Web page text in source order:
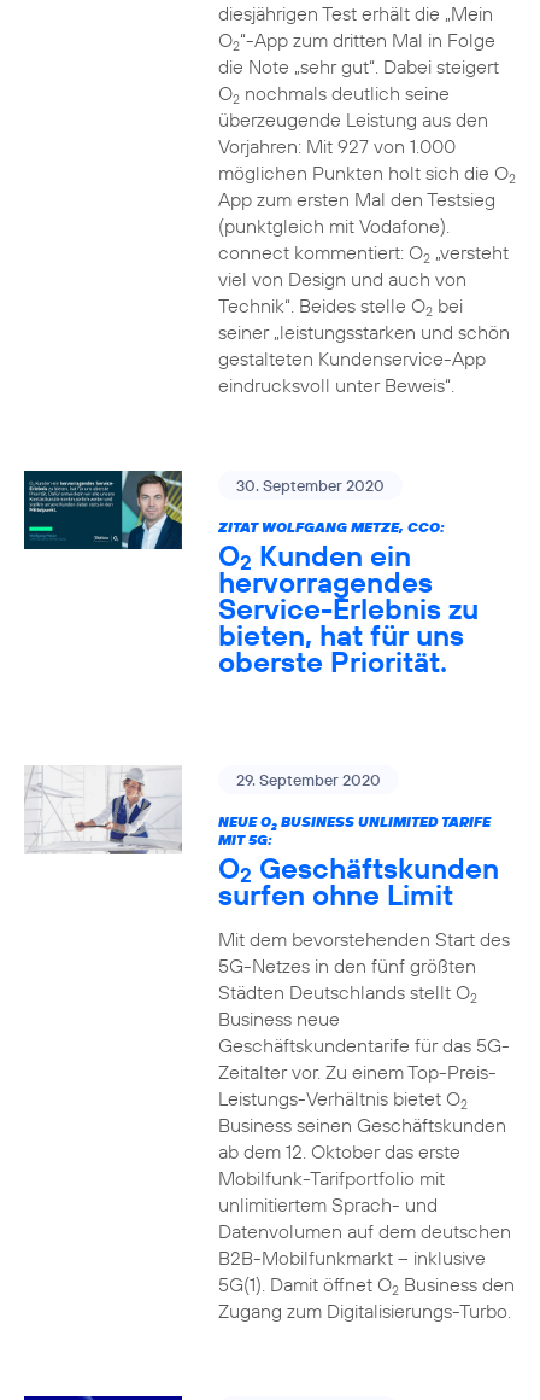
diesjährigen Test erhält die „Mein
O2“-App zum dritten Mal in Folge
die Note „sehr gut“. Dabei steigert
O2nochmals deutlich seine
überzeugende Leistung aus den
Vorjahren: Mit 927 von 1.000
möglichen Punkten holt sich die O2
App zum ersten Mal den Testsieg
(punktgleich mit Vodafone).
connect kommentiert: O2„versteht
viel von Design und auch von
Technik“. Beides stelle O2bei
seiner „leistungsstarken und schön
gestalteten Kundenservice-App
eindrucksvoll unter Beweis“.
30. September 2020
ZITAT WOLFGANG METZE, CCO:
O2 Kunden ein
hervorragendes
Service-Erlebnis zu
bieten, hat für uns
oberste Priorität.
29. September 2020
NEUE O2BUSINESS UNLIMITED TARIFE
MIT 5G:
O2 Geschäftskunden
surfen ohne Limit
Mit dem bevorstehenden Start des
5G-Netzes in den fünf größten
Städten Deutschlands stellt O2
Business neue
Geschäftskundentarife für das 5G-
Zeitalter vor. Zu einem Top-Preis-
Leistungs-Verhältnis bietet O2
Business seinen Geschäftskunden
ab dem 12. Oktober das erste
Mobilfunk-Tarifportfolio mit
unlimitiertem Sprach- und
Datenvolumen auf dem deutschen
B2B-Mobilfunkmarkt – inklusive
5G(1). Damit öffnet O2Business den
Zugang zum Digitalisierungs-Turbo.